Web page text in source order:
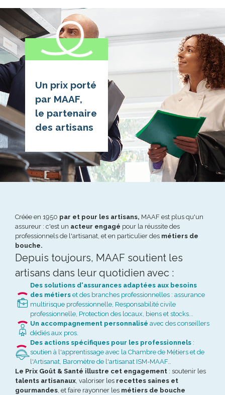
Un prix porté
par MAAF,
le partenaire
des artisans
Créée en 1950 par et pour les artisans, MAAF est plus qu'un
assureur : c'est un acteur engagé pour la réussite des
professionnels de l'artisanat, et en particulier des métiers de
bouche.
Depuis toujours, MAAF soutient les
artisans dans leur quotidien avec :
Des solutions d'assurances adaptées aux besoins
des métiers et des branches professionnelles : assurance
multirisque professionnelle, Responsabilité civile
professionnelle, Protection des locaux, biens et stocks...
Un accompagnement personnalisé avec des conseillers
dédiés aux pros.
Des actions spécifiques pour les professionnels :
soutien à l'apprentissage avec la Chambre de Métiers et de
l'Artisanat, Baromètre de l'artisanat ISM-MAAF…
Le Prix Goût & Santé illustre cet engagement : soutenir les
talents artisanaux, valoriser les recettes saines et
gourmandes, et faire rayonner les métiers de bouche